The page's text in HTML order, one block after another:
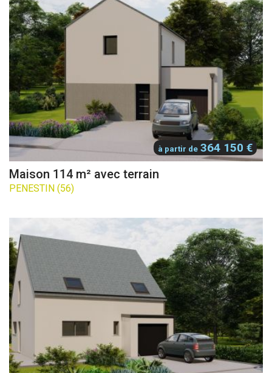
à partir de 364 150 €
Maison 114 m² avec terrain
PENESTIN (56)